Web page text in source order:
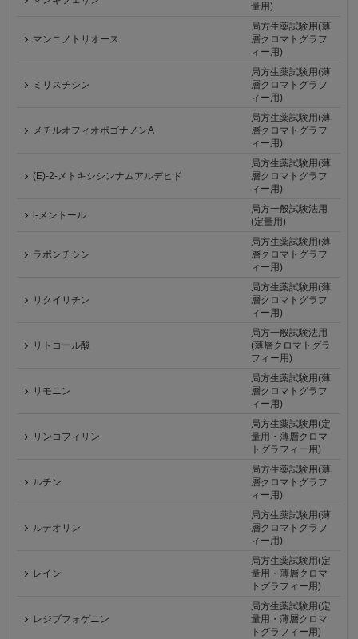
量用)
マンニノトリオース
局方生薬試験用(薄
層クロマトグラフ
ィー用)
ミリスチシン
局方生薬試験用(薄
層クロマトグラフ
ィー用)
メチルオフィオポゴナノンA
局方生薬試験用(薄
層クロマトグラフ
ィー用)
(E)-2-メトキシシンナムアルデヒド
局方生薬試験用(薄
層クロマトグラフ
ィー用)
l-メントール
局方一般試験法用
(定量用)
ラポンチシン
局方生薬試験用(薄
層クロマトグラフ
ィー用)
リクイリチン
局方生薬試験用(薄
層クロマトグラフ
ィー用)
リトコール酸
局方一般試験法用
(薄層クロマトグラ
フィー用)
リモニン
局方生薬試験用(薄
層クロマトグラフ
ィー用)
リンコフィリン
局方生薬試験用(定
量用・薄層クロマ
トグラフィー用)
ルチン
局方生薬試験用(薄
層クロマトグラフ
ィー用)
ルテオリン
局方生薬試験用(薄
層クロマトグラフ
ィー用)
レイン
局方生薬試験用(定
量用・薄層クロマ
トグラフィー用)
レジブフォゲニン
局方生薬試験用(定
量用・薄層クロマ
トグラフィー用)